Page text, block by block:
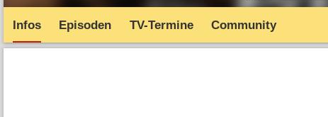
Infos Episoden TV-Termine Community